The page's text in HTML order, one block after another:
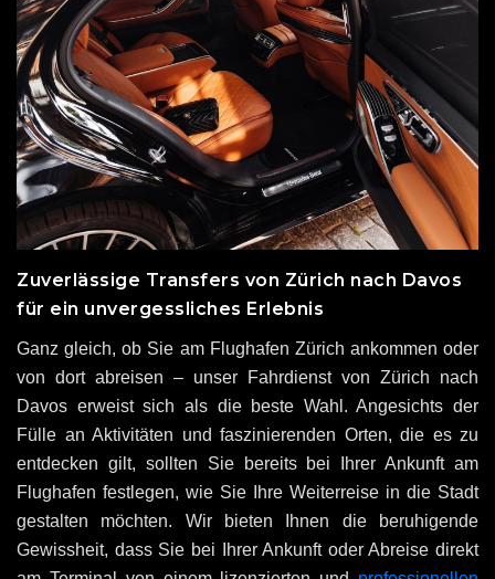
Zuverlässige Transfers von Zürich nach Davos
für ein unvergessliches Erlebnis
Ganz gleich, ob Sie am Flughafen Zürich ankommen oder
von dort abreisen – unser Fahrdienst von Zürich nach
Davos erweist sich als die beste Wahl. Angesichts der
Fülle an Aktivitäten und faszinierenden Orten, die es zu
entdecken gilt, sollten Sie bereits bei Ihrer Ankunft am
Flughafen festlegen, wie Sie Ihre Weiterreise in die Stadt
gestalten möchten. Wir bieten Ihnen die beruhigende
Gewissheit, dass Sie bei Ihrer Ankunft oder Abreise direkt